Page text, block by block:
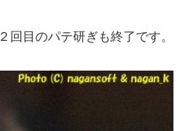
回目のパテ研ぎも終了です。